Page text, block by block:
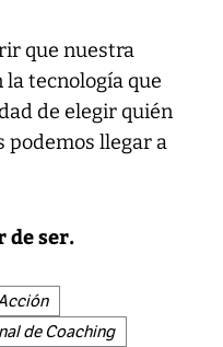
que nuestra
tecnología que
de elegir quién
podemos llegar a
de ser.
de Coaching